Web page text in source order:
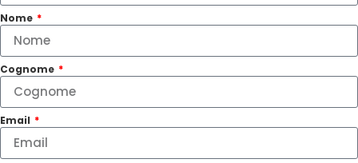
Nome
Cognome
Email